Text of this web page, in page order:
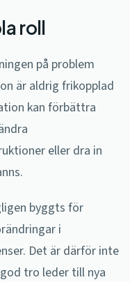
roll
på problem
är aldrig frikopplad
kan förbättra
eller dra in
byggts för
i
Det är därför inte
tro leder till nya